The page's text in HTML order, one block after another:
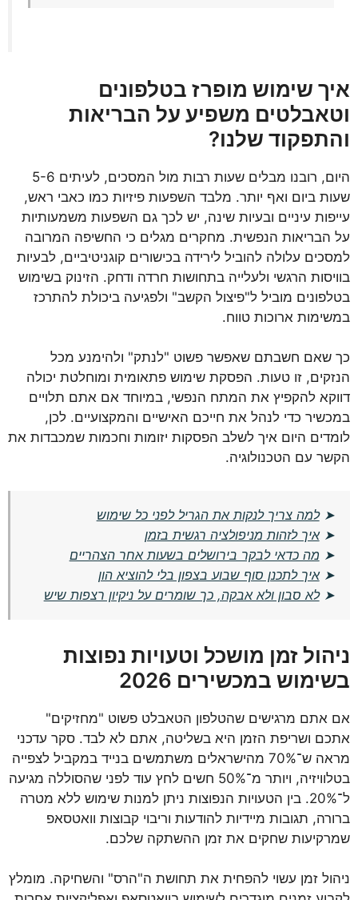
איך שימוש מופרז בטלפונים
וטאבלטים משפיע על הבריאות
והתפקוד שלנו?
היום, רובנו מבלים שעות רבות מול המסכים, לעיתים 5-6
שעות ביום ואף יותר. מלבד השפעות פיזיות כמו כאבי ראש,
עייפות עיניים ובעיות שינה, יש לכך גם השפעות משמעותיות
על הבריאות הנפשית. מחקרים מגלים כי החשיפה המרובה
למסכים עלולה להוביל לירידה בכישורים קוגניטיביים, לבעיות
בוויסות הרגשי ולעלייה בתחושות חרדה ודחק. הזינוק בשימוש
בטלפונים מוביל ל"פיצול הקשב" ולפגיעה ביכולת להתרכז
במשימות ארוכות טווח.
כך שאם חשבתם שאפשר פשוט "לנתק" ולהימנע מכל
הנזקים, זו טעות. הפסקת שימוש פתאומית ומוחלטת יכולה
דווקא להקפיץ את המתח הנפשי, במיוחד אם אתם תלויים
במכשיר כדי לנהל את חייכם האישיים והמקצועיים. לכן,
לומדים היום איך לשלב הפסקות יזומות וחכמות שמכבדות את
הקשר עם הטכנולוגיה.
➤למה צריך לנקות את הגריל לפני כל שימוש
➤איך לזהות מניפולציה רגשית בזמן
➤ מה כדאי לבקר בירושלים בשעות אחר הצהריים
➤איך לתכנן סוף שבוע בצפון בלי להוציא הון
➤לא סבון ולא אבקה, כך שומרים על ניקיון רצפות שיש
ניהול זמן מושכל וטעויות נפוצות
בשימוש במכשירים 2026
אם אתם מרגישים שהטלפון הטאבלט פשוט "מחזיקים"
אתכם ושריפת הזמן היא בשליטה, אתם לא לבד. סקר עדכני
מראה ש־70% מהישראלים משתמשים בנייד במקביל לצפייה
בטלוויזיה, ויותר מ־50% חשים לחץ עוד לפני שהסוללה מגיעה
ל־20%. בין הטעויות הנפוצות ניתן למנות שימוש ללא מטרה
ברורה, תגובות מיידיות להודעות וריבוי קבוצות וואטסאפ
שמרקיעות שחקים את זמן ההשתקה שלכם.
ניהול זמן עשוי להפחית את תחושת ה"הרס" והשחיקה. מומלץ